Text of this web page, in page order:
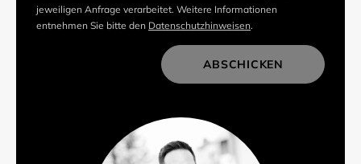
jeweiligen Anfrage verarbeitet. Weitere Informationen
entnehmen Sie bitte den Datenschutzhinweisen.
ABSCHICKEN